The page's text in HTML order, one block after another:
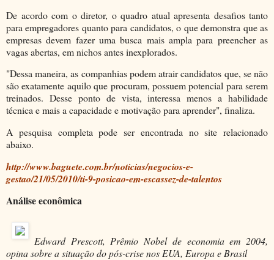
De acordo com o diretor, o quadro atual apresenta desafios tanto
para empregadores quanto para candidatos, o que demonstra que as
empresas devem fazer uma busca mais ampla para preencher as
vagas abertas, em nichos antes inexplorados.
"Dessa maneira, as companhias podem atrair candidatos que, se não
são exatamente aquilo que procuram, possuem potencial para serem
treinados. Desse ponto de vista, interessa menos a habilidade
técnica e mais a capacidade e motivação para aprender", finaliza.
A pesquisa completa pode ser encontrada no site relacionado
abaixo.
http://www.baguete.com.br/noticias/negocios-e-
gestao/21/05/2010/ti-9-posicao-em-escassez-de-talentos
Análise econômica
Edward Prescott, Prêmio Nobel de economia em 2004,
opina sobre a situação do pós-crise nos EUA, Europa e Brasil